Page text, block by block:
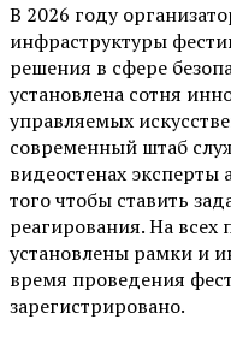
В 2026 году
инфраструктуры
решения в сфере
установлена сотня
управляемых
современный штаб
видеостенах эксперты
того чтобы ставить
реагирования. На всех
установлены рамки и
время проведения
зарегистрировано.